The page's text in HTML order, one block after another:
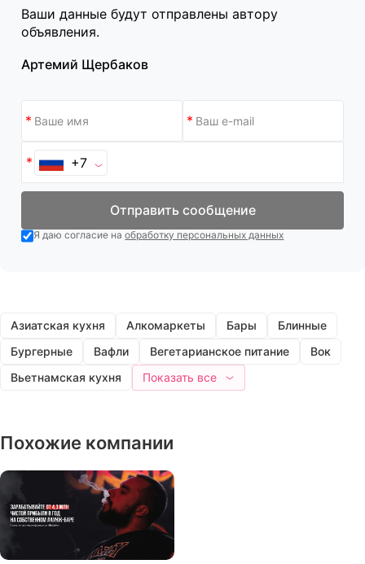
Ваши данные будут отправлены автору
объявления.
Артемий Щербаков
+7
Отправить сообщение
Я даю согласие наобработку персональных данных
Азиатская кухня Алкомаркеты Бары
Блинные
Бургерные
Вафли Вегетарианское питание
Вок
Вьетнамская кухня
Показать все
Похожие компании